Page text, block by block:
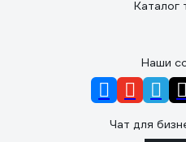
Каталог
Наши
Чат для